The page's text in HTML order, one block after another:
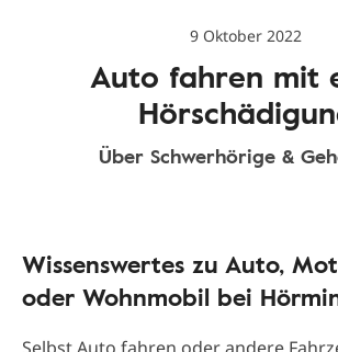
9 Oktober 2022
Auto fahren mit
Über Schwerhörige &
Wissenswertes zu Auto,
oder Wohnmobil bei